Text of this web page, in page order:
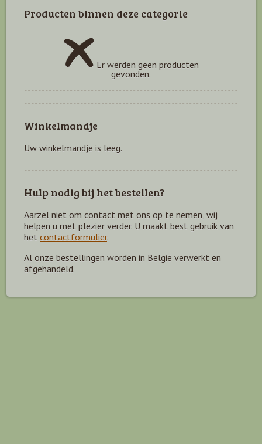
Producten binnen deze categorie
Er werden geen producten
gevonden.
Winkelmandje
Uw winkelmandje is leeg.
Hulp nodig bij het bestellen?
Aarzel niet om contact met ons op te nemen, wij
helpen u met plezier verder. U maakt best gebruik van
het contactformulier.
Al onze bestellingen worden in België verwerkt en
afgehandeld.